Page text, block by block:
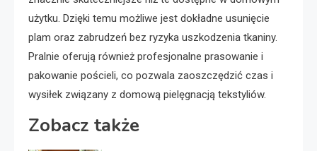
użytku. Dzięki temu możliwe jest dokładne usunięcie
plam oraz zabrudzeń bez ryzyka uszkodzenia tkaniny.
Pralnie oferują również profesjonalne prasowanie i
pakowanie pościeli, co pozwala zaoszczędzić czas i
wysiłek związany z domową pielęgnacją tekstyliów.
Zobacz także